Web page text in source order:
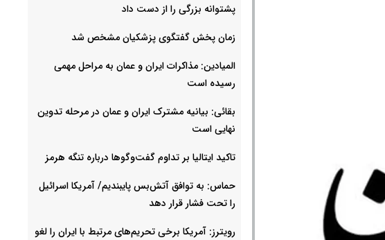
پشتوانه بزرگی را از دست داد
زمان پخش گفتگوی پزشکیان مشخص شد
المیادین: مذاکرات ایران و عمان به مراحل مهمی
رسیده است
بقائی: بیانیه مشترک ایران و عمان در مرحله تدوین
نهایی است
تاکید ایتالیا بر تداوم گفت‌وگوها درباره تنگه هرمز
حماس: به توافق آتش‌بس پایبندیم/ آمریکا اسرائیل
را تحت فشار قرار دهد
رویترز: آمریکا برخی تحریم‌های مرتبط با ایران را لغو